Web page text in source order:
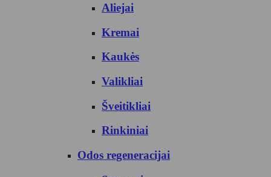
Aliejai
Kremai
Kaukės
Valikliai
Šveitikliai
Rinkiniai
Odos regeneracijai